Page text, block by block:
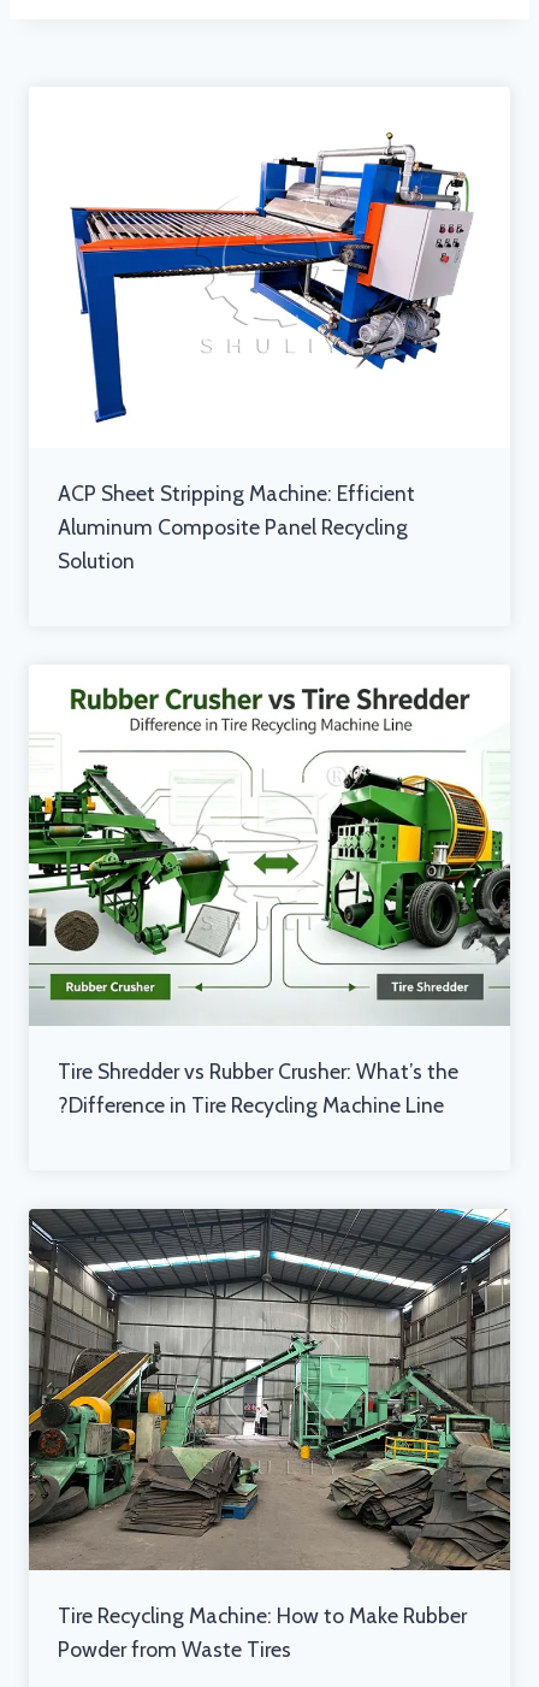
ACP Sheet Stripping Machine: Efficient
Aluminum Composite Panel Recycling
Solution
Tire Shredder vs Rubber Crusher: What’s the
Difference in Tire Recycling Machine Line?
Tire Recycling Machine: How to Make Rubber
Powder from Waste Tires